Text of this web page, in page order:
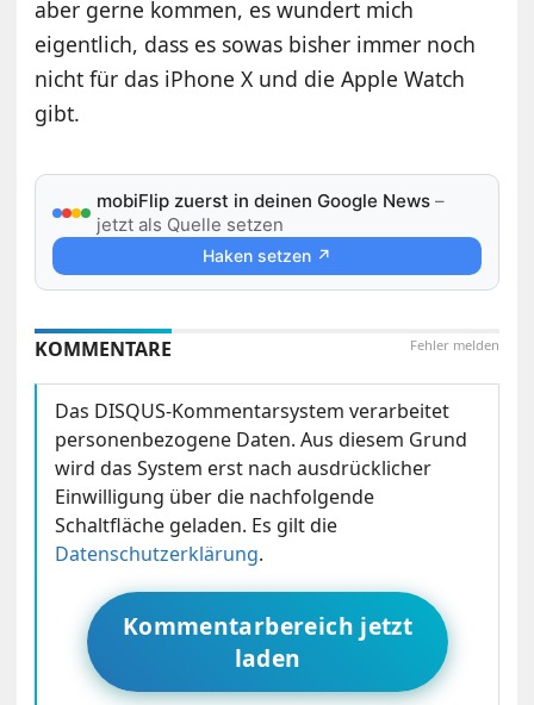
aber gerne kommen, es wundert mich
eigentlich, dass es sowas bisher immer noch
nicht für das iPhone X und die Apple Watch
gibt.
mobiFlip zuerst in deinen Google News –
jetzt als Quelle setzen
Haken setzen ↗
Fehler melden
KOMMENTARE
Das DISQUS-Kommentarsystem verarbeitet
personenbezogene Daten. Aus diesem Grund
wird das System erst nach ausdrücklicher
Einwilligung über die nachfolgende
Schaltfläche geladen. Es gilt die
Datenschutzerklärung.
Kommentarbereich jetzt
laden